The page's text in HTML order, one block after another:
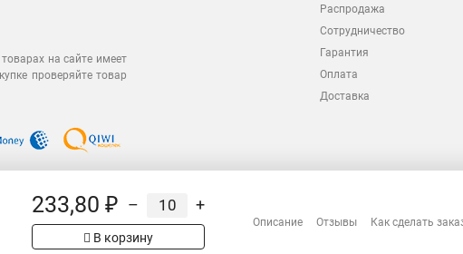
на сайте имеет
проверяйте товар
Распродажа
Сотрудничество
Гарантия
Оплата
Доставка
233,80 ₽ – +
В корзину
Описание Отзывы Как сделать